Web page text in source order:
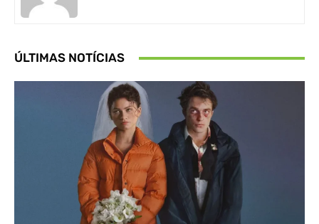
ÚLTIMAS NOTÍCIAS